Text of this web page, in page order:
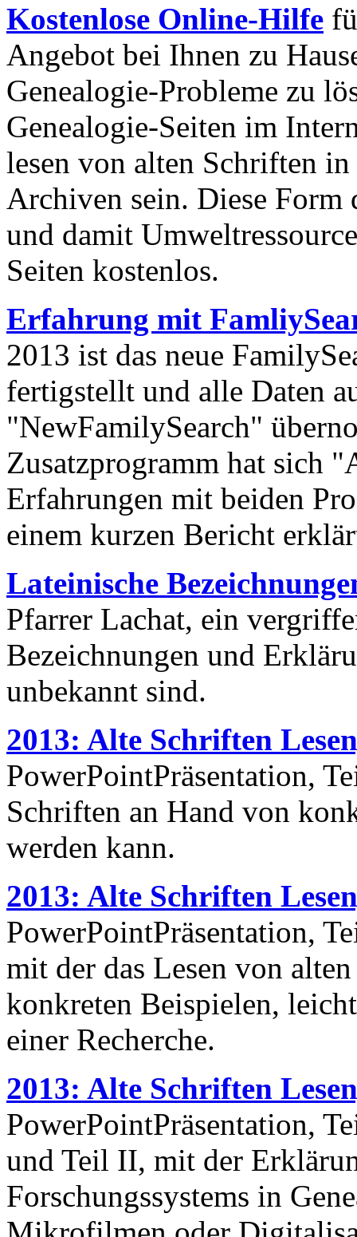
Kostenlose Online-Hilfe
Angebot bei Ihnen zu
Genealogie-Probleme zu
Genealogie-Seiten im
lesen von alten Schriften
Archiven sein. Diese Form
und damit
Seiten kostenlos.
Erfahrung mit
2013 ist das neue
fertigstellt und alle Daten
"NewFamilySearch"
Zusatzprogramm hat sich
Erfahrungen mit beiden
einem kurzen Bericht
Lateinische
Pfarrer Lachat, ein
Bezeichnungen und
unbekannt sind.
2013: Alte Schriften
PowerPointPräsentation,
Schriften an Hand von
werden kann.
2013: Alte Schriften
PowerPointPräsentation,
mit der das Lesen von
konkreten Beispielen,
einer Recherche.
2013: Alte Schriften
PowerPointPräsentation,
und Teil II, mit der
Forschungssystems in